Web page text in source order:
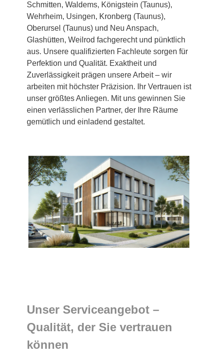
Schmitten, Waldems, Königstein (Taunus),
Wehrheim, Usingen, Kronberg (Taunus),
Oberursel (Taunus) und Neu Anspach,
Glashütten, Weilrod fachgerecht und pünktlich
aus. Unsere qualifizierten Fachleute sorgen für
Perfektion und Qualität. Exaktheit und
Zuverlässigkeit prägen unsere Arbeit – wir
arbeiten mit höchster Präzision. Ihr Vertrauen ist
unser größtes Anliegen. Mit uns gewinnen Sie
einen verlässlichen Partner, der Ihre Räume
gemütlich und einladend gestaltet.
Unser Serviceangebot –
Qualität, der Sie vertrauen
können